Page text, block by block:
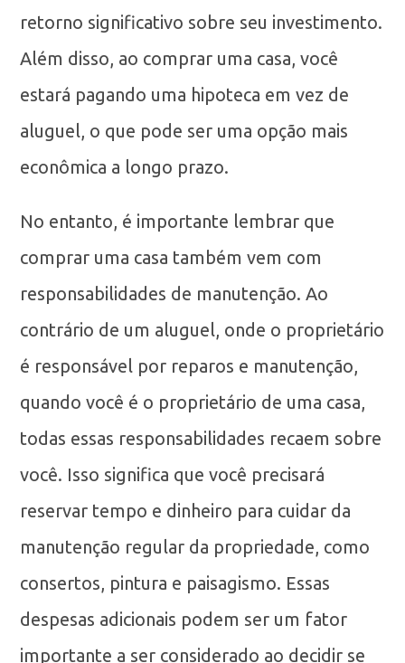
retorno significativo sobre seu investimento.
Além disso, ao comprar uma casa, você
estará pagando uma hipoteca em vez de
aluguel, o que pode ser uma opção mais
econômica a longo prazo.
No entanto, é importante lembrar que
comprar uma casa também vem com
responsabilidades de manutenção. Ao
contrário de um aluguel, onde o proprietário
é responsável por reparos e manutenção,
quando você é o proprietário de uma casa,
todas essas responsabilidades recaem sobre
você. Isso significa que você precisará
reservar tempo e dinheiro para cuidar da
manutenção regular da propriedade, como
consertos, pintura e paisagismo. Essas
despesas adicionais podem ser um fator
importante a ser considerado ao decidir se